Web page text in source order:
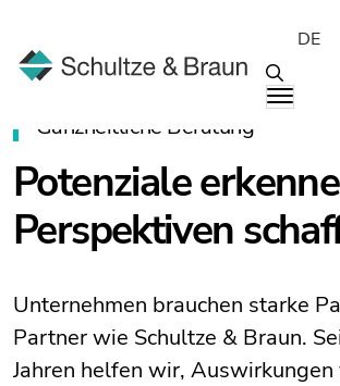
DE
Ganzheitliche Beratung
Potenziale
Perspektiven
Unternehmen brauchen starke
Partner wie Schultze & Braun.
Jahren helfen wir, Auswirkungen